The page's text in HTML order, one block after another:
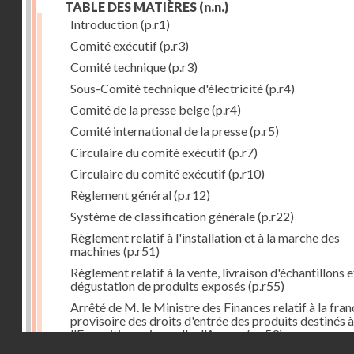
TABLE DES MATIÈRES (n.n.)
Introduction(p.r1)
Comité exécutif(p.r3)
Comité technique(p.r3)
Sous-Comité technique d'électricité(p.r4)
Comité de la presse belge(p.r4)
Comité international de la presse(p.r5)
Circulaire du comité exécutif(p.r7)
Circulaire du comité exécutif(p.r10)
Règlement général(p.r12)
Système de classification générale(p.r22)
Règlement relatif à l'installation et à la marche des
machines (p.r51)
Règlement relatif à la vente, livraison d'échantillons
dégustation de produits exposés (p.r55)
Arrêté de M. le Ministre des Finances relatif à la
provisoire des droits d'entrée des produits destinés à
l'Exposition universelle d'Anvers(p.r59)